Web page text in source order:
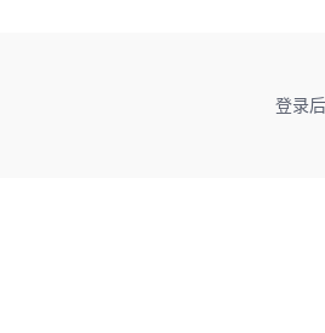
登录